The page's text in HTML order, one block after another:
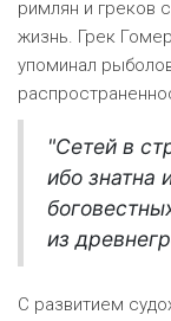
римлян и греков
жизнь. Грек
упоминал
"Сетей в
ибо знатна
из
С развитием